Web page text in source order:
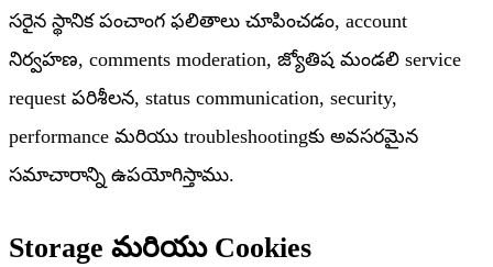
సరైన స్థానిక పంచాంగ ఫలితాలు చూపించడం, account
నిర్వహణ, comments moderation, జ్యోతిష మండలి service
request పరిశీలన, status communication, security,
performance మరియు troubleshootingకు అవసరమైన
సమాచారాన్ని ఉపయోగిస్తాము.
Storage మరియు Cookies